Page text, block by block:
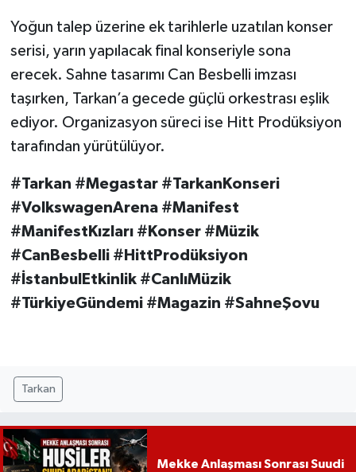
Yoğun talep üzerine ek tarihlerle uzatılan konser
serisi, yarın yapılacak final konseriyle sona
erecek. Sahne tasarımı Can Besbelli imzası
taşırken, Tarkan’a gecede güçlü orkestrası eşlik
ediyor. Organizasyon süreci ise Hitt Prodüksiyon
tarafından yürütülüyor.
#Tarkan #Megastar #TarkanKonseri
#VolkswagenArena #Manifest
#ManifestKızları #Konser #Müzik
#CanBesbelli #HittProdüksiyon
#İstanbulEtkinlik #CanlıMüzik
#TürkiyeGündemi #Magazin #SahneŞovu
Tarkan
Mekke Anlaşması Sonrası Suudi